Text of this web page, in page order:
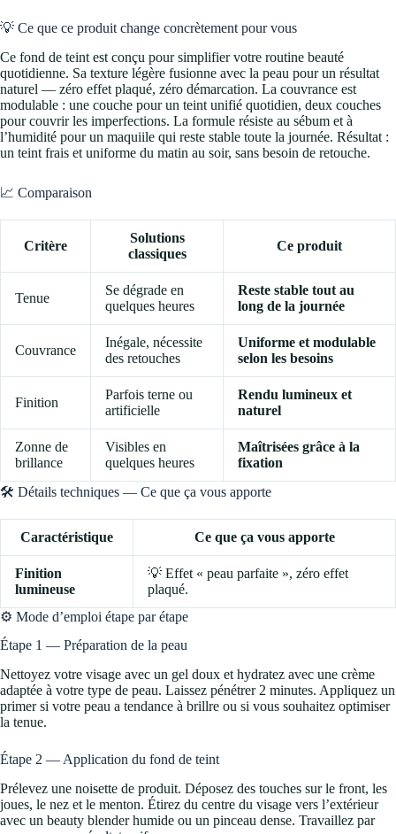
💡 Ce que ce produit change concrètement pour vous
Ce fond de teint est conçu pour simplifier votre routine beauté
quotidienne. Sa texture légère fusionne avec la peau pour un résultat
naturel — zéro effet plaqué, zéro démarcation. La couvrance est
modulable : une couche pour un teint unifié quotidien, deux couches
pour couvrir les imperfections. La formule résiste au sébum et à
l’humidité pour un maquiile qui reste stable toute la journée. Résultat :
un teint frais et uniforme du matin au soir, sans besoin de retouche.
📈 Comparaison
Critère
Solutions
classiques
Ce produit
Tenue
Se dégrade en
quelques heures
Reste stable tout au
long de la journée
Couvrance
Inégale, nécessite
des retouches
Uniforme et modulable
selon les besoins
Finition
Parfois terne ou
artificielle
Rendu lumineux et
naturel
Zonne de
brillance
Visibles en
quelques heures
Maîtrisées grâce à la
fixation
🛠️ Détails techniques — Ce que ça vous apporte
Caractéristique Ce que ça vous apporte
Finition
lumineuse
💡 Effet « peau parfaite », zéro effet
plaqué.
⚙️ Mode d’emploi étape par étape
Étape 1 — Préparation de la peau
Nettoyez votre visage avec un gel doux et hydratez avec une crème
adaptée à votre type de peau. Laissez pénétrer 2 minutes. Appliquez un
primer si votre peau a tendance à brillre ou si vous souhaitez optimiser
la tenue.
Étape 2 — Application du fond de teint
Prélevez une noisette de produit. Déposez des touches sur le front, les
joues, le nez et le menton. Étirez du centre du visage vers l’extérieur
avec un beauty blender humide ou un pinceau dense. Travaillez par